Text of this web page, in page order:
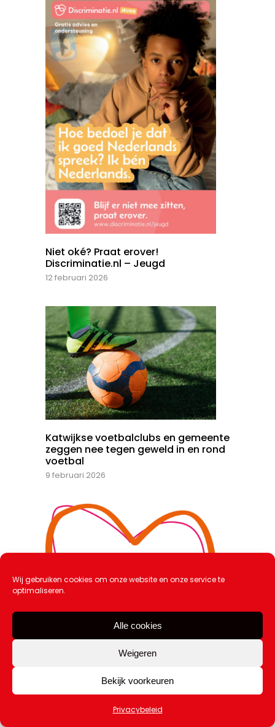
Wij gebruiken cookies om onze website en onze service te
optimaliseren.
Alle cookies
Weigeren
Bekijk voorkeuren
Privacybeleid
Niet oké? Praat erover!
Discriminatie.nl – Jeugd
12 februari 2026
Katwijkse voetbalclubs en gemeente
zeggen nee tegen geweld in en rond
voetbal
9 februari 2026
Week van de Liefde: recordaantal